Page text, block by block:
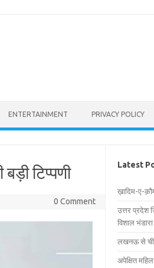
ENTERTAINMENT PRIVACY POLICY
टिप्पणी
0 Comment
Latest
ख़ादिम-ए-
उत्तर प्रदेश
विशाल
लखनऊ से चीफ
अपेक्षित